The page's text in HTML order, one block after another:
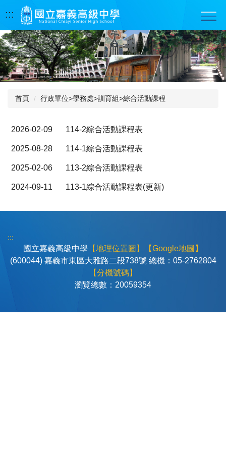
到
要
內
容
區
:::
首頁 行政單位>學務處>訓育組>綜合活動課程
2026-02-09 114-2綜合活動課程表
2025-08-28 114-1綜合活動課程表
2025-02-06 113-2綜合活動課程表
2024-09-11 113-1綜合活動課程表(更新)
:::
國立嘉義高級中學 【地理位置圖】
【Google地圖】
(600044) 嘉義市東區大雅路二段738號 總機：05-2762804
【分機號碼】
瀏覽總數： 20059354